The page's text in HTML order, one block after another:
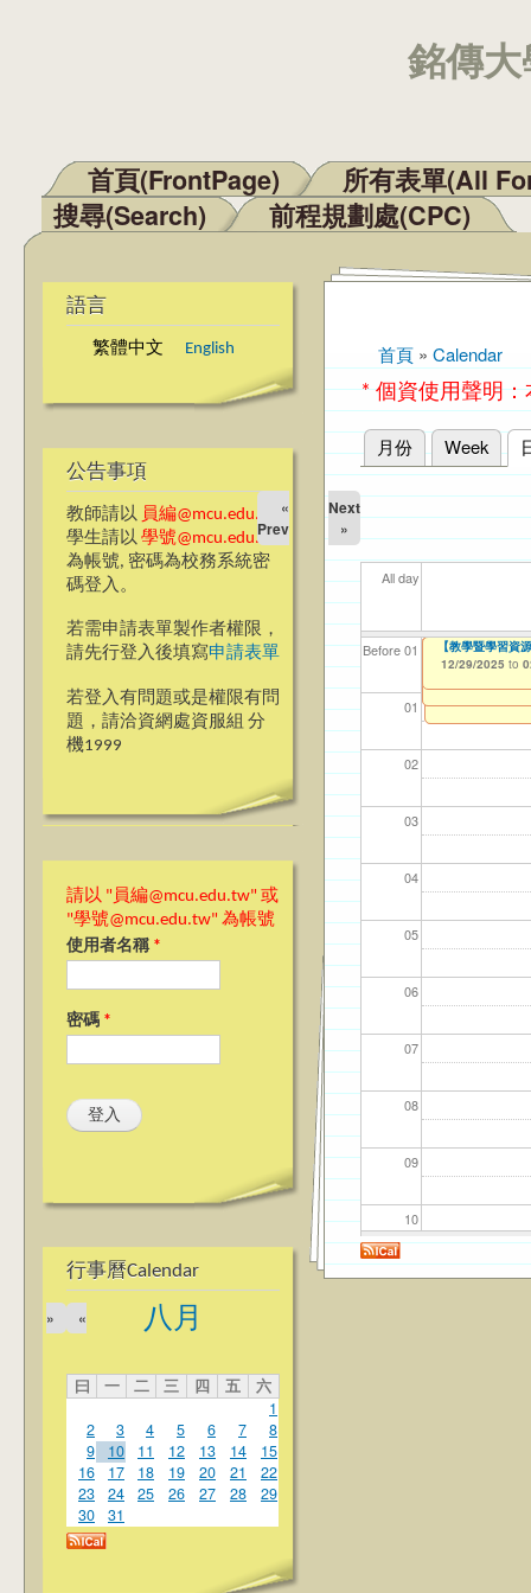
銘傳
主選單
首頁(FrontPage)
所有表單(All
搜尋(Search)
前程規劃處(CPC)
語言
繁體中文 English
公告事項
教師請以 員編@mcu.edu.tw
學生請以 學號@mcu.edu.tw
為帳號, 密碼為校務系統密
碼登入。
若需申請表單製作者權限，
請先行登入後填寫申請表單
若登入有問題或是權限有問
題，請洽資網處資服組 分
機1999
請以 "員編@mcu.edu.tw" 或
"學號@mcu.edu.tw" 為帳號
使用者名稱 *
密碼 *
行事曆Calendar
八月
«
»
曰 一 二 三 四 五
六
1
2
3 4 5 6 7
8
9
10 11 12 13 14
15
16
17 18 19 20 21
22
23
24 25 26 27 28
29
30
31
您在這裡
首頁 » Calendar
* 個資使用聲明
主要索引標籤
月份 Week
«
Prev
Next
»
All day
Before 01
01
02
03
04
05
06
07
08
09
10
11
【資網處】
整合系統～表單
【財務處】工讀
11/12/2021 to
【財務處】漏打
錄
114
04/
114
02/
114
03/
【學
07/
114
09/
【傳播學院】
03/07/2025 to
114-1「就學貸
08/01/2025 to
114-1「就學貸
08/01/2025 to
▲▲【桃園校區
08/01/2025 to
【高教深耕計
2026 Annual
114學年度前程
11/14/2025 to
【教學暨學習
Requirement
【教學暨學習資
12/29/2025 to